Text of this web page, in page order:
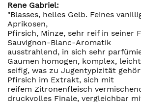
Rene Gabriel:
"Blasses, helles Gelb. Feines
Aprikosen,
Pfirsich, Minze, sehr reif in seiner
Sauvignon-Blanc-Aromatik
ausstrahlend, in sich sehr
Gaumen homogen, komplex, leicht
seifig, was zu Jugentypizität
Pfirsich im Extrakt, sich mit
reifem Zitronenfleisch
druckvolles Finale, vergleichbar